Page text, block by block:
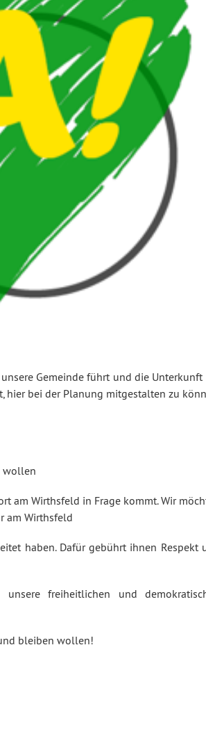
Gemeinde führt und die Unterkunft
bei der Planung mitgestalten zu
wollen
am Wirthsfeld in Frage kommt. Wir
am Wirthsfeld
haben. Dafür gebührt ihnen Respekt
freiheitlichen und
bleiben wollen!